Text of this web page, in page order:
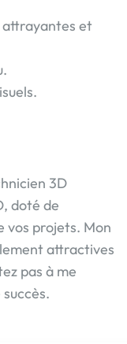
et
3D
doté de
vos projets. Mon
attractives
pas à me